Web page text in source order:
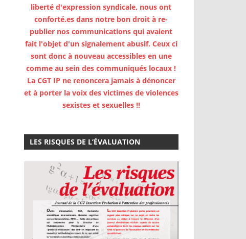
liberté d'expression syndicale, nous ont
conforté.es dans notre bon droit à re-
publier nos communications qui avaient
fait l'objet d'un signalement abusif. Ceux ci
sont donc à nouveau accessibles en une
comme au sein des communiqués locaux !
La CGT IP ne renoncera jamais à dénoncer
et à porter la voix des victimes de violences
sexistes et sexuelles !!
LES RISQUES DE L’ÉVALUATION